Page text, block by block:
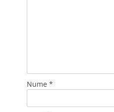
Nume *